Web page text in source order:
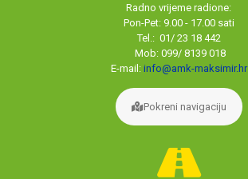
Radno vrijeme radione:
Pon-Pet: 9.00 - 17.00 sati
Tel.: 01/ 23 18 442
Mob: 099/ 8139 018
E-mail: info@amk-maksimir.hr
Pokreni navigaciju